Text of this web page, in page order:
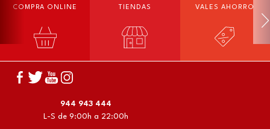
COMPRA ONLINE TIENDAS VALES AHORRO
944 943 444
L-S de 9:00h a 22:00h